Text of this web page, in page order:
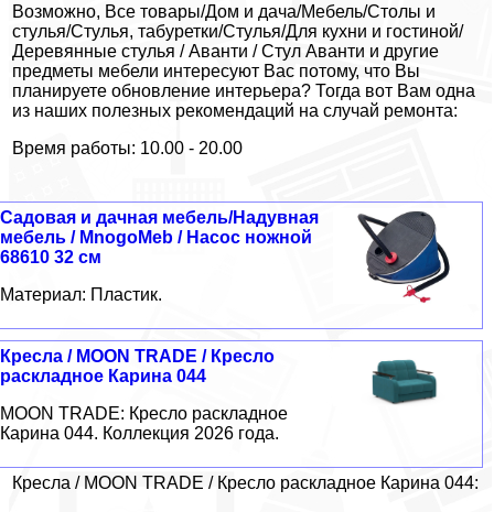
Возможно, Все товары/Дом и дача/Мебель/Столы и
стулья/Стулья, табуретки/Стулья/Для кухни и гостиной/
Деревянные стулья / Аванти / Стул Аванти и другие
предметы мебели интересуют Вас потому, что Вы
планируете обновление интерьера? Тогда вот Вам одна
из наших полезных рекомендаций на случай ремонта:
Время работы: 10.00 - 20.00
Садовая и дачная мебель/Надувная
мебель / MnogoMeb / Насос ножной
68610 32 см
Материал: Пластик.
Кресла / MOON TRADE / Кресло
раскладное Карина 044
MOON TRADE: Кресло раскладное
Карина 044. Коллекция 2026 года.
Кресла / MOON TRADE / Кресло раскладное Карина 044: